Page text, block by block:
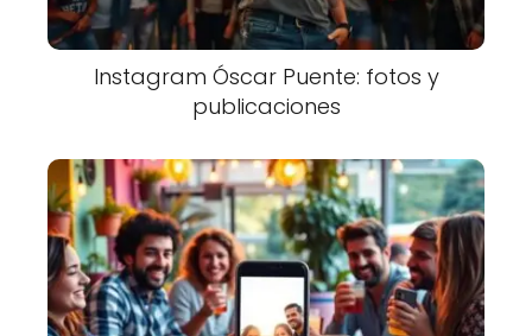
Instagram Óscar Puente: fotos y
publicaciones